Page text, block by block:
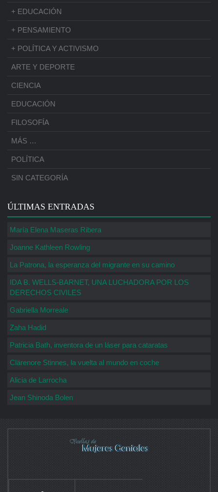
+ EDUCACIÓN
+ PENSAMIENTO
+ POLÍTICA Y ACTIVISMO
ARTE Y DEPORTE
CIENCIA
EDUCACIÓN
FILOSOFÍA
MÁS …
POLÍTICA
SIN CATEGORÍA
ÚLTIMAS ENTRADAS
María Elena Maseras Ribera
Joanne Kathleen Rowling
La Patrona, la esperanza del migrante en su camino
IDA B. WELLS-BARNET, UNA LUCHADORA POR LOS
DERECHOS CIVILES
Gabriella Morreale
Zaha Hadid
Patricia Bath, inventora de un láser para cataratas
Clärenore Stinnes, la vuelta al mundo en coche
Alicia de Larrocha
Jean Shinoda Bolen